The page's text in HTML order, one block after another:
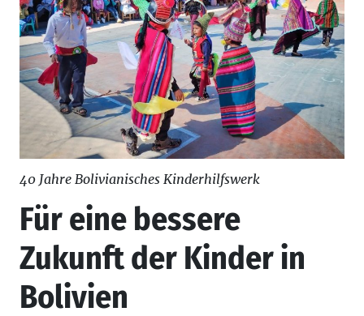
40 Jahre Bolivianisches Kinderhilfswerk
Für eine bessere
Zukunft der Kinder in
Bolivien